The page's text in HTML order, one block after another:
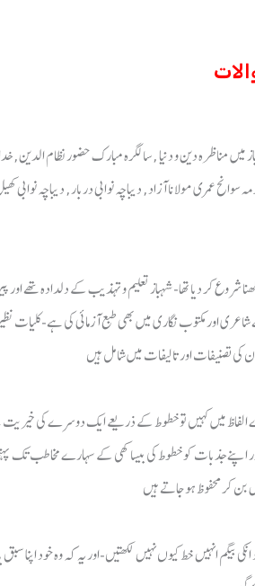
میں مناظرہ دین و دنیا , سالگرہ مبارک حضور نظام
عمری مولانا آزاد, دیباچہ نوابی دربار, دیباچہ
شروع کر دیا تھا- شہباز تعلیم و تہذیب کے دلدادہ تھے
اور مکتوب نگاری میں بھی طبع آزمائی کی ہے-کلیات
میں کہیں تو خطوط کے ذریعے ایک دوسرے کی خیریت سے
اپنے جذبات کو خطوط کی بیساکھی کے سہارے مخاطب تک
انہیں خط کیوں نہیں لکھتیں-اور یہ کہ وہ خود اپنا